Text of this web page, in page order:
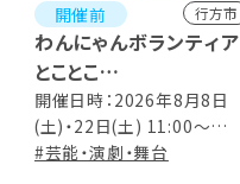
開催前 行方市
わんにゃんボランティア
とことこ
保護猫譲渡会
開催日時：2026年8月8日
(土)・22日(土) 11:00～
14:00
#芸能・演劇・舞台